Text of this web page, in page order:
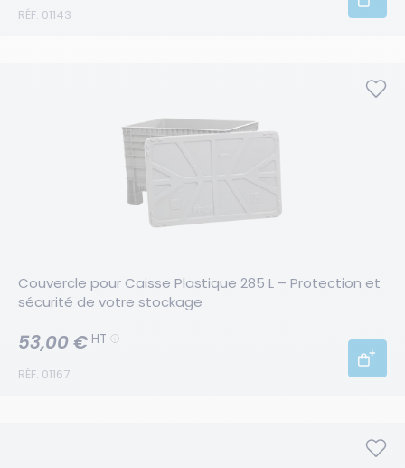
RÉF. 01143
Couvercle pour Caisse Plastique 285 L – Protection et
sécurité de votre stockage
RÉF. 01167
53,00 € HT